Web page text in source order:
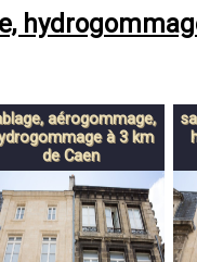
aérogommage,
à 3 km
de Caen